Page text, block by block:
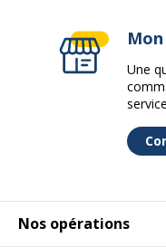
Nos opérations
Une